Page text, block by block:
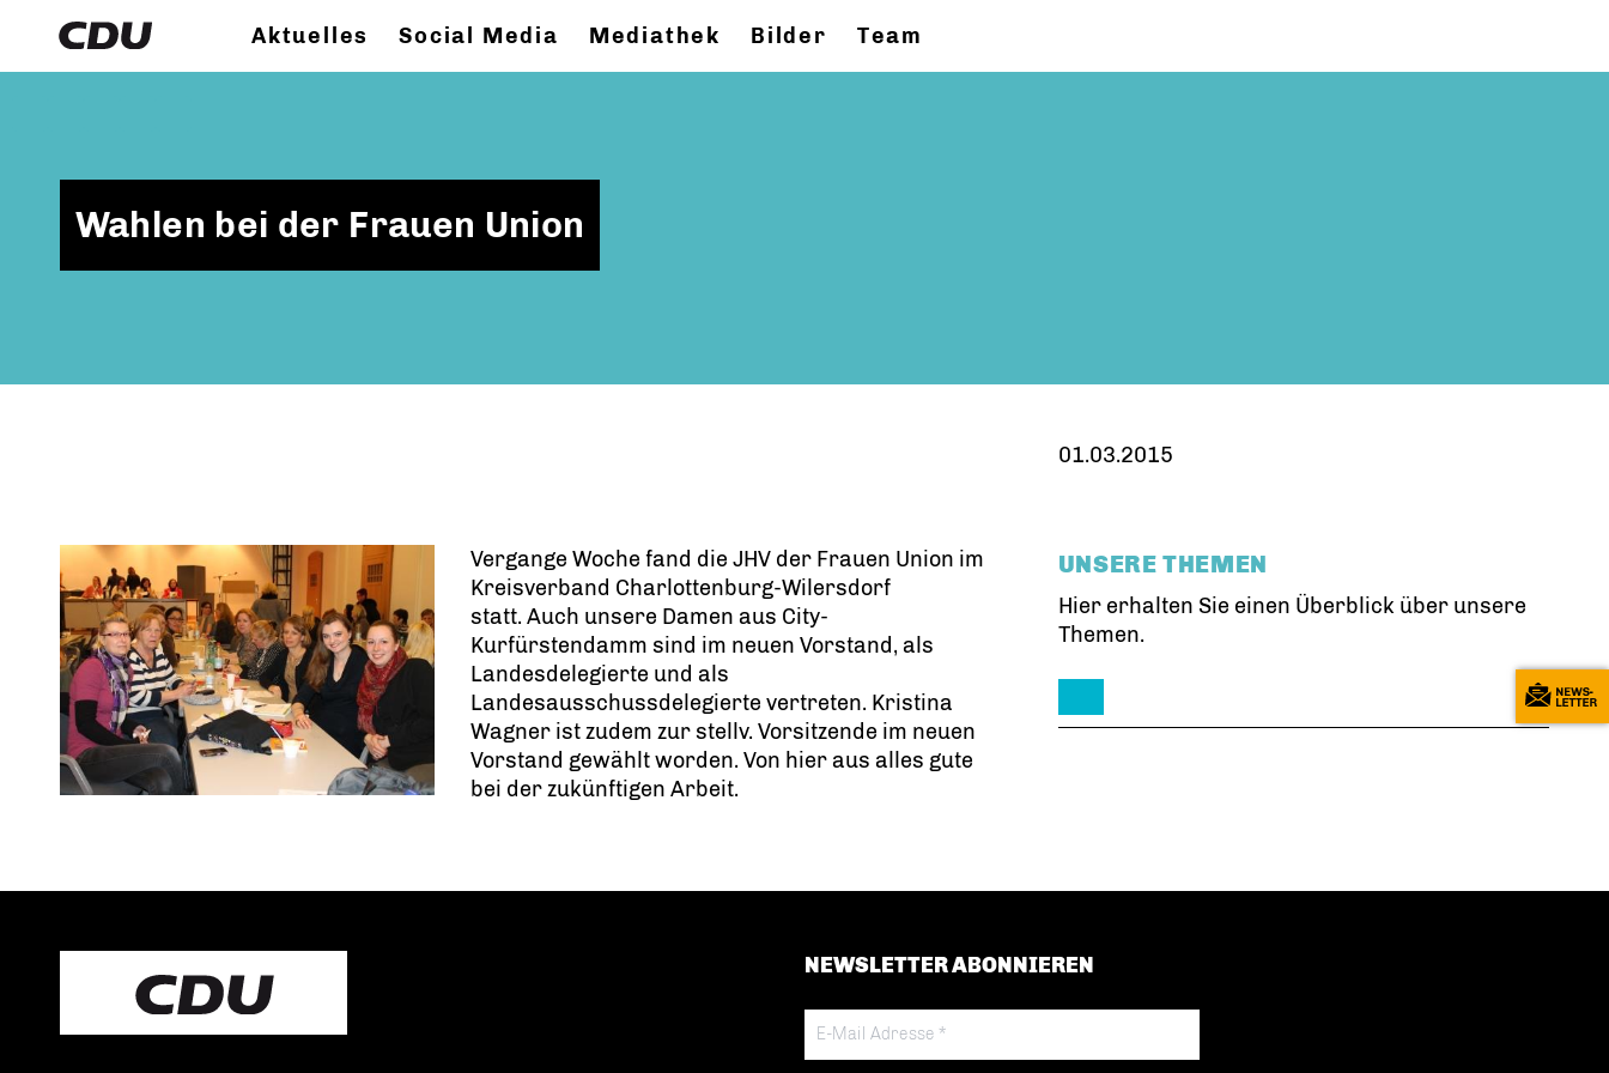
Aktuelles Social Media Mediathek Bilder Team
Wahlen bei der Frauen Union
Vergange Woche fand die JHV der Frauen Union im
Kreisverband Charlottenburg-Wilersdorf
statt. Auch unsere Damen aus City-
Kurfürstendamm sind im neuen Vorstand, als
Landesdelegierte und als
Landesausschussdelegierte vertreten. Kristina
Wagner ist zudem zur stellv. Vorsitzende im neuen
Vorstand gewählt worden. Von hier aus alles gute
bei der zukünftigen Arbeit.
01.03.2015
UNSERE THEMEN
Hier erhalten Sie einen Überblick über unsere
Themen.
NEWSLETTER ABONNIEREN